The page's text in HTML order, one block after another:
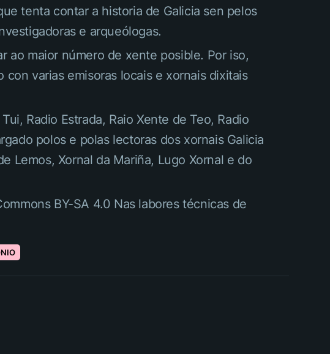
tenta contar a historia de Galicia sen pelos
e arqueólogas.
ao maior número de xente posible. Por iso,
varias emisoras locais e xornais dixitais
Radio Estrada, Raio Xente de Teo, Radio
polos e polas lectoras dos xornais Galicia
Lemos, Xornal da Mariña, Lugo Xornal e do
BY-SA 4.0 Nas labores técnicas de